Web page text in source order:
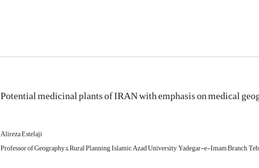
Potential medicinal plants of IRAN with emphasis on medical
Alireza Estelaji
Professor of Geography & Rural Planning, Islamic Azad University, Yadegar-e-Imam Branch,